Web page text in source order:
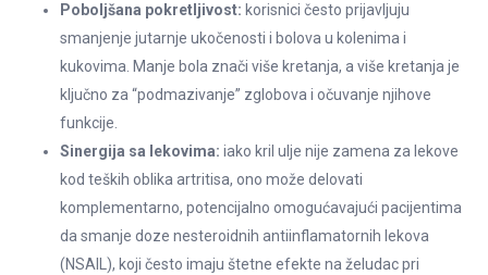
Poboljšana pokretljivost: korisnici često prijavljuju
smanjenje jutarnje ukočenosti i bolova u kolenima i
kukovima. Manje bola znači više kretanja, a više kretanja je
ključno za “podmazivanje” zglobova i očuvanje njihove
funkcije.
Sinergija sa lekovima: iako kril ulje nije zamena za lekove
kod teških oblika artritisa, ono može delovati
komplementarno, potencijalno omogućavajući pacijentima
da smanje doze nesteroidnih antiinflamatornih lekova
(NSAIL), koji često imaju štetne efekte na želudac pri